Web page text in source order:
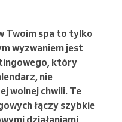
Twoim spa to tylko
wyzwaniem jest
który
nie
wolnej chwili. Te
łączy szybkie